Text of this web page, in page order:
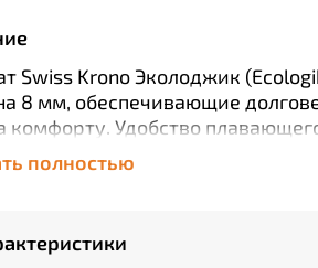
Swiss Krono Эколоджик
8 мм, обеспечивающие
комфорту. Удобство
создать идеальное покрытие
1380 мм и ширине 191 мм
метров, что
полностью